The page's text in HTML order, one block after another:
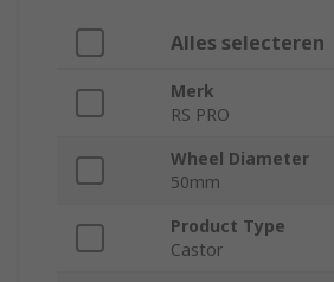
Alles selecteren
Merk
RS PRO
Wheel Diameter
50mm
Product Type
Castor